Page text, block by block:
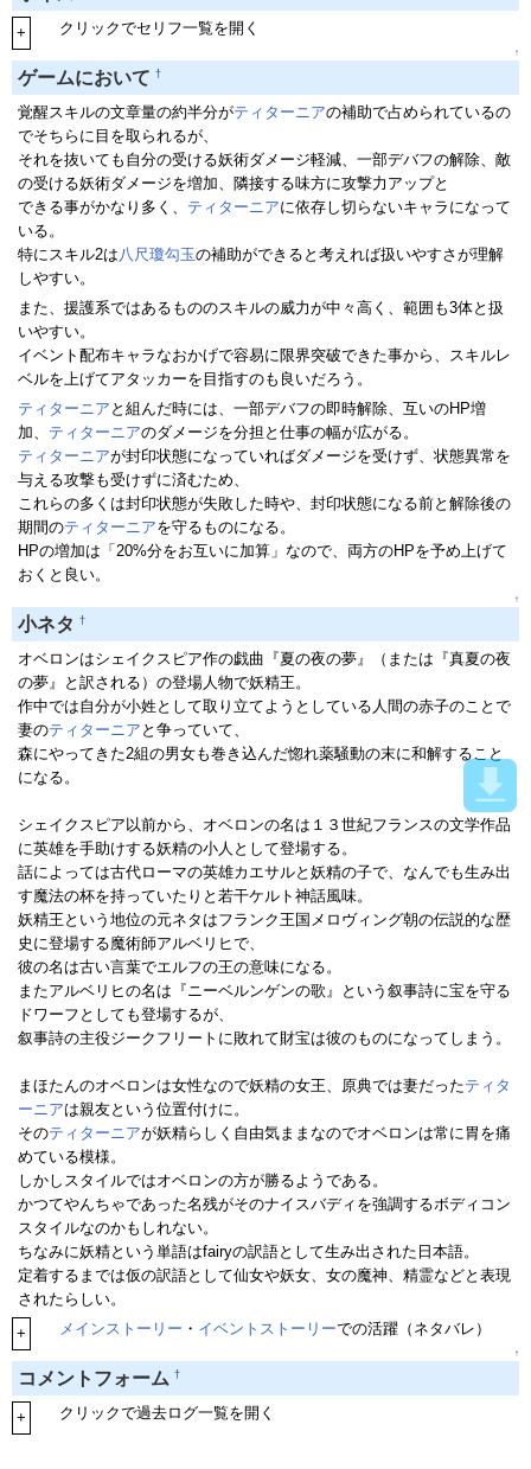
+ クリックでセリフ一覧を開く
↑
ゲームにおいて †
覚醒スキルの文章量の約半分がティターニアの補助で占められているの
でそちらに目を取られるが、
それを抜いても自分の受ける妖術ダメージ軽減、一部デバフの解除、敵
の受ける妖術ダメージを増加、隣接する味方に攻撃力アップと
できる事がかなり多く、 ティターニアに依存し切らないキャラになって
いる。
特にスキル2は八尺瓊勾玉の補助ができると考えれば扱いやすさが理解
しやすい。
また、援護系ではあるもののスキルの威力が中々高く、範囲も3体と扱
いやすい。
イベント配布キャラなおかげで容易に限界突破できた事から、スキルレ
ベルを上げてアタッカーを目指すのも良いだろう。
ティターニア と組んだ時には、一部デバフの即時解除、互いのHP増
加、 ティターニアのダメージを分担と仕事の幅が広がる。
ティターニアが封印状態になっていればダメージを受けず、状態異常を
与える攻撃も受けずに済むため、
これらの多くは封印状態が失敗した時や、封印状態になる前と解除後の
期間のティターニアを守るものになる。
HPの増加は「20%分をお互いに加算」なので、両方のHPを予め上げて
おくと良い。
↑
小ネタ †
オベロンはシェイクスピア作の戯曲『夏の夜の夢』（または『真夏の夜
の夢』と訳される）の登場人物で妖精王。
作中では自分が小姓として取り立てようとしている人間の赤子のことで
妻のティターニア と争っていて、
森にやってきた2組の男女も巻き込んだ惚れ薬騒動の末に和解すること
になる。
シェイクスピア以前から、オベロンの名は１３世紀フランスの文学作品
に英雄を手助けする妖精の小人として登場する。
話によっては古代ローマの英雄カエサルと妖精の子で、なんでも生み出
す魔法の杯を持っていたりと若干ケルト神話風味。
妖精王という地位の元ネタはフランク王国メロヴィング朝の伝説的な歴
史に登場する魔術師アルベリヒで、
彼の名は古い言葉でエルフの王の意味になる。
またアルベリヒの名は『ニーベルンゲンの歌』という叙事詩に宝を守る
ドワーフとしても登場するが、
叙事詩の主役ジークフリートに敗れて財宝は彼のものになってしまう。
まほたんのオベロンは女性なので妖精の女王、原典では妻だったティタ
ーニアは親友という位置付けに。
そのティターニアが妖精らしく自由気ままなのでオベロンは常に胃を痛
めている模様。
しかしスタイルではオベロンの方が勝るようである。
かつてやんちゃであった名残がそのナイスバディを強調するボディコン
スタイルなのかもしれない。
ちなみに妖精という単語はfairyの訳語として生み出された日本語。
定着するまでは仮の訳語として仙女や妖女、女の魔神、精霊などと表現
されたらしい。
+
メインストーリー ・ イベントストーリーでの活躍（ネタバレ）
↑
コメントフォーム †
+ クリックで過去ログ一覧を開く